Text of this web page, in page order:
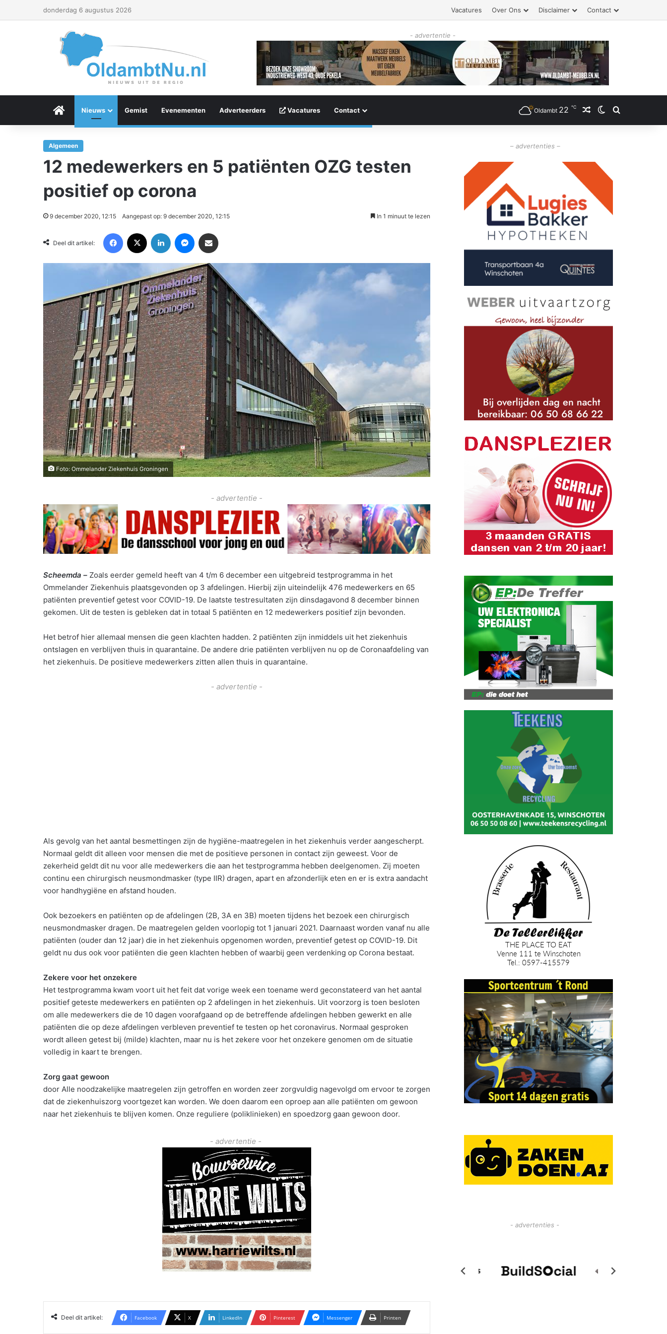
donderdag 6 augustus 2026 Vacatures Over Ons Disclaimer Contact
- advertentie -
Menu Item
Nieuws Gemist Evenementen Adverteerders Vacatures Contact Oldambt 22 ℃ Willekeurig artikel
Switch skin
Zoeken
Algemeen
12 medewerkers en 5 patiënten OZG testen
positief op corona
9 december 2020, 12:15 Aangepast op: 9 december 2020, 12:15 In 1 minuut te lezen
Deel dit artikel:
Foto: Ommelander Ziekenhuis Groningen
- advertentie -
Scheemda – Zoals eerder gemeld heeft van 4 t/m 6 december een uitgebreid testprogramma in het
Ommelander Ziekenhuis plaatsgevonden op 3 afdelingen. Hierbij zijn uiteindelijk 476 medewerkers en 65
patiënten preventief getest voor COVID-19. De laatste testresultaten zijn dinsdagavond 8 december binnen
gekomen. Uit de testen is gebleken dat in totaal 5 patiënten en 12 medewerkers positief zijn bevonden.
Het betrof hier allemaal mensen die geen klachten hadden. 2 patiënten zijn inmiddels uit het ziekenhuis
ontslagen en verblijven thuis in quarantaine. De andere drie patiënten verblijven nu op de Coronaafdeling van
het ziekenhuis. De positieve medewerkers zitten allen thuis in quarantaine.
- advertentie -
Als gevolg van het aantal besmettingen zijn de hygiëne-maatregelen in het ziekenhuis verder aangescherpt.
Normaal geldt dit alleen voor mensen die met de positieve personen in contact zijn geweest. Voor de
zekerheid geldt dit nu voor alle medewerkers die aan het testprogramma hebben deelgenomen. Zij moeten
continu een chirurgisch neusmondmasker (type IIR) dragen, apart en afzonderlijk eten en er is extra aandacht
voor handhygiëne en afstand houden.
Ook bezoekers en patiënten op de afdelingen (2B, 3A en 3B) moeten tijdens het bezoek een chirurgisch
neusmondmasker dragen. De maatregelen gelden voorlopig tot 1 januari 2021. Daarnaast worden vanaf nu alle
patiënten (ouder dan 12 jaar) die in het ziekenhuis opgenomen worden, preventief getest op COVID-19. Dit
geldt nu dus ook voor patiënten die geen klachten hebben of waarbij geen verdenking op Corona bestaat.
Zekere voor het onzekere
Het testprogramma kwam voort uit het feit dat vorige week een toename werd geconstateerd van het aantal
positief geteste medewerkers en patiënten op 2 afdelingen in het ziekenhuis. Uit voorzorg is toen besloten
om alle medewerkers die de 10 dagen voorafgaand op de betreffende afdelingen hebben gewerkt en alle
patiënten die op deze afdelingen verbleven preventief te testen op het coronavirus. Normaal gesproken
wordt alleen getest bij (milde) klachten, maar nu is het zekere voor het onzekere genomen om de situatie
volledig in kaart te brengen.
Zorg gaat gewoon
door Alle noodzakelijke maatregelen zijn getroffen en worden zeer zorgvuldig nagevolgd om ervoor te zorgen
dat de ziekenhuiszorg voortgezet kan worden. We doen daarom een oproep aan alle patiënten om gewoon
naar het ziekenhuis te blijven komen. Onze reguliere (poliklinieken) en spoedzorg gaan gewoon door.
- advertentie -
Deel dit artikel: Facebook X LinkedIn Pinterest Messenger Printen
– advertenties –
- advertenties -